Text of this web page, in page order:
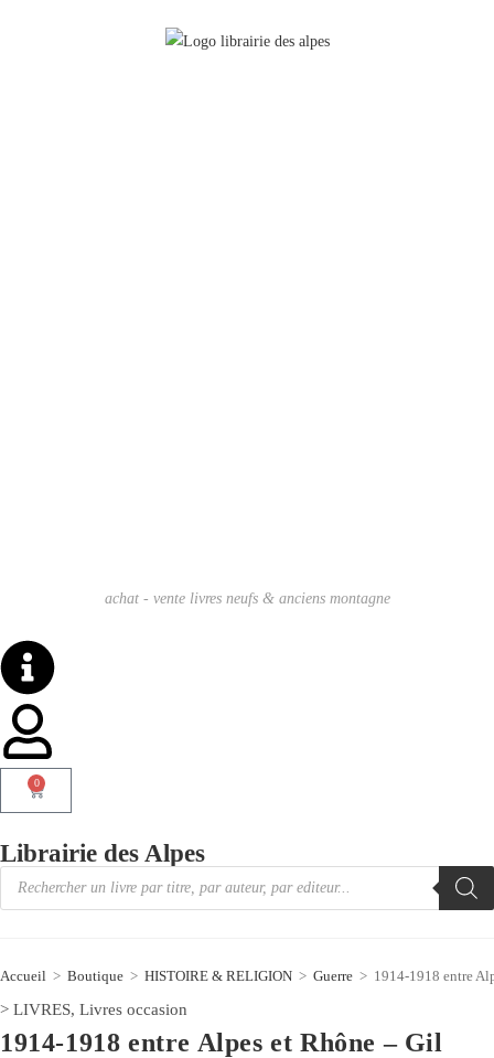
achat - vente livres neufs & anciens montagne
0
Librairie des Alpes
Accueil > Boutique > HISTOIRE & RELIGION > Guerre > 1914-1918 entre
> LIVRES, Livres occasion
1914-1918 entre Alpes et Rhône – Gil